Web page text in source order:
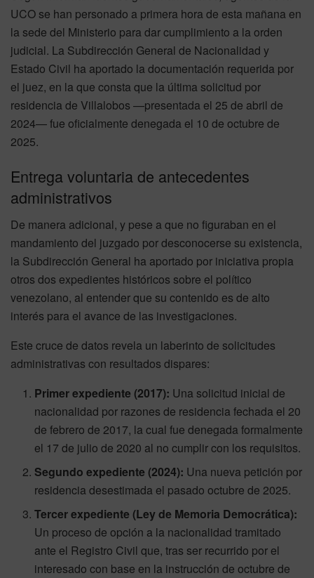
UCO se han personado a primera hora de esta mañana en
la sede del Ministerio para dar cumplimiento a la orden
judicial. La Subdirección General de Nacionalidad y
Estado Civil ha aportado la documentación requerida por
el juez, en la que consta que la última solicitud por
residencia de Villalobos —presentada el 25 de abril de
2024— fue oficialmente denegada el 10 de octubre de
2025.
Entrega voluntaria de antecedentes
administrativos
De manera adicional, y pese a que no figuraban en el
mandamiento del juzgado por desconocerse su existencia,
la Subdirección General ha aportado por iniciativa propia
otros dos expedientes históricos sobre el político
venezolano, al entender que su contenido es de alto
interés para el avance de las investigaciones.
Este cruce de datos revela un laberinto de solicitudes
administrativas con resultados dispares:
Primer expediente (2017): Una solicitud inicial de
nacionalidad por razones de residencia fechada el 20
de febrero de 2017, la cual fue denegada formalmente
el 17 de julio de 2020 al no cumplir con los requisitos.
Segundo expediente (2024): Una nueva petición por
residencia desestimada el pasado octubre de 2025.
Tercer expediente (Ley de Memoria Democrática):
Un proceso de opción a la nacionalidad tramitado
ante el Registro Civil que, tras ser recurrido por el
interesado con base en la instrucción de octubre de